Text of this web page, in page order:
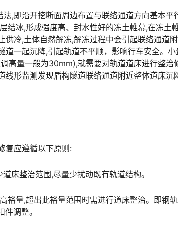
,即沿开挖断面周边布置与联络通道方向基本平
结冰,形成强度高、封水性好的冻土帷幕,在冻土
冷,土体自然解冻,解冻过程中会引起联络通道
一起沉降,引起轨道不平顺，影响行车安全。小
高量一般为30mm),就需要对轨道道床进行整治
形监测发现盾构隧道联络通道附近整体道床沉
复应遵循以下原则:
床整治范围,尽量少扰动既有轨道结构。
量,超出此裕量范围时需进行道床整治。即钢
调整。󠅅󠅃󠄵󠅂󠄪󠇖󠆨󠆨󠇕󠆞󠆒󠅬󠇘󠆭󠆘󠇙󠆝󠅵󠇗󠆭󠆁󠄐󠇗󠅹󠅸󠇖󠆍󠅳󠇖󠅹󠅰󠇖󠆌󠅹